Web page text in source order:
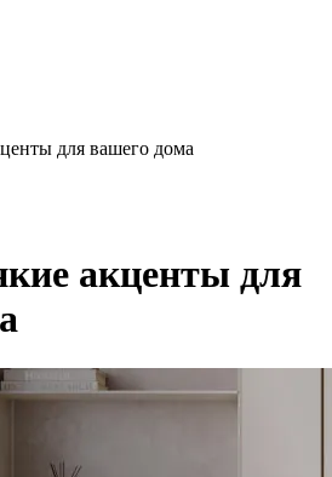
для вашего дома
акценты для